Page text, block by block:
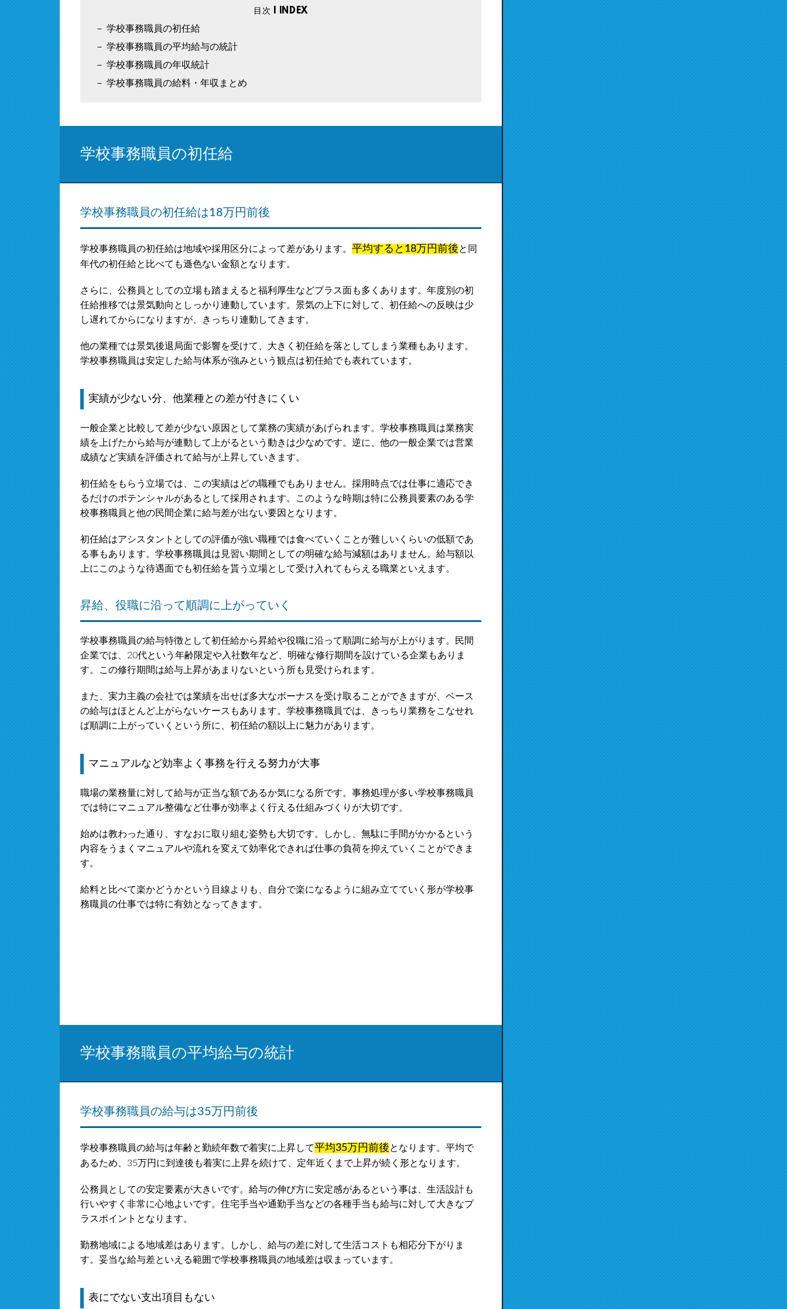
学校事務職員の初任給
学校事務職員の平均給与の統計
学校事務職員の年収統計
学校事務職員の給料・年収まとめ
学校事務職員の初任給
学校事務職員の初任給は18万円前後
学校事務職員の初任給は地域や採用区分によって差があります。 平均すると18万円前後と同
年代の初任給と比べても遜色ない金額となります。
さらに、公務員としての立場も踏まえると福利厚生などプラス面も多くあります。年度別の初
任給推移では景気動向としっかり連動しています。景気の上下に対して、初任給への反映は少
し遅れてからになりますが、きっちり連動してきます。
他の業種では景気後退局面で影響を受けて、大きく初任給を落としてしまう業種もあります。
学校事務職員は安定した給与体系が強みという観点は初任給でも表れています。
実績が少ない分、他業種との差が付きにくい
一般企業と比較して差が少ない原因として業務の実績があげられます。学校事務職員は業務実
績を上げたから給与が連動して上がるという動きは少なめです。逆に、他の一般企業では営業
成績など実績を評価されて給与が上昇していきます。
初任給をもらう立場では、この実績はどの職種でもありません。採用時点では仕事に適応でき
るだけのポテンシャルがあるとして採用されます。このような時期は特に公務員要素のある学
校事務職員と他の民間企業に給与差が出ない要因となります。
初任給はアシスタントとしての評価が強い職種では食べていくことが難しいくらいの低額であ
る事もあります。学校事務職員は見習い期間としての明確な給与減額はありません。給与額以
上にこのような待遇面でも初任給を貰う立場として受け入れてもらえる職業といえます。
昇給、役職に沿って順調に上がっていく
学校事務職員の給与特徴として初任給から昇給や役職に沿って順調に給与が上がります。民間
企業では、20代という年齢限定や入社数年など、明確な修行期間を設けている企業もありま
す。この修行期間は給与上昇があまりないという所も見受けられます。
また、実力主義の会社では業績を出せば多大なボーナスを受け取ることができますが、ベース
の給与はほとんど上がらないケースもあります。学校事務職員では、きっちり業務をこなせれ
ば順調に上がっていくという所に、初任給の額以上に魅力があります。
マニュアルなど効率よく事務を行える努力が大事
職場の業務量に対して給与が正当な額であるか気になる所です。事務処理が多い学校事務職員
では特にマニュアル整備など仕事が効率よく行える仕組みづくりが大切です。
始めは教わった通り、すなおに取り組む姿勢も大切です。しかし、無駄に手間がかかるという
内容をうまくマニュアルや流れを変えて効率化できれば仕事の負荷を抑えていくことができま
す。
給料と比べて楽かどうかという目線よりも、自分で楽になるように組み立てていく形が学校事
務職員の仕事では特に有効となってきます。
学校事務職員の平均給与の統計
学校事務職員の給与は35万円前後
学校事務職員の給与は年齢と勤続年数で着実に上昇して平均35万円前後となります。平均で
あるため、35万円に到達後も着実に上昇を続けて、定年近くまで上昇が続く形となります。
公務員としての安定要素が大きいです。給与の伸び方に安定感があるという事は、生活設計も
行いやすく非常に心地よいです。住宅手当や通勤手当などの各種手当も給与に対して大きなプ
ラスポイントとなります。
勤務地域による地域差はあります。しかし、給与の差に対して生活コストも相応分下がりま
す。妥当な給与差といえる範囲で学校事務職員の地域差は収まっています。
表にでない支出項目もない